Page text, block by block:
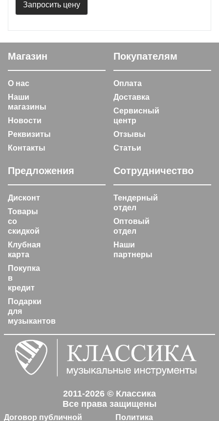
Запросить цену
Магазин
О нас
Наши
магазины
Новости
Реквизиты
Контакты
Покупателям
Оплата
Доставка
Сервисный
центр
Отзывы
Статьи
Предложения
Дисконт
Товары
со
скидкой
Клубная
карта
Покупка
в
кредит
Подарки
для
музыкантов
Сотрудничество
Тендерный
отдел
Оптовый
отдел
Наши
партнеры
2011-2026 © Классика
Все права защищены
Договор публичной Политика